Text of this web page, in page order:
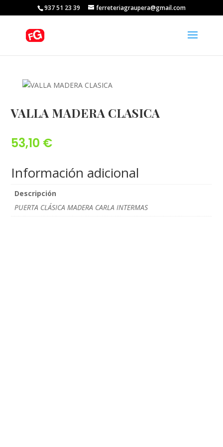
937 51 23 39 ferreteriagraupera@gmail.com
VALLA MADERA CLASICA
53,10 €
Información adicional
Descripción
PUERTA CLÁSICA MADERA CARLA INTERMAS